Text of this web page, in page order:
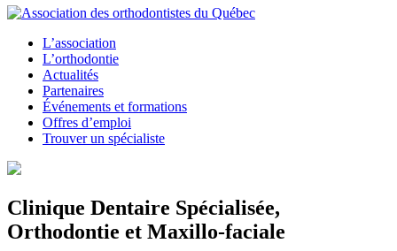
L’association
L’orthodontie
Actualités
Partenaires
Événements et formations
Offres d’emploi
Trouver un spécialiste
Clinique Dentaire Spécialisée,
Orthodontie et Maxillo-faciale